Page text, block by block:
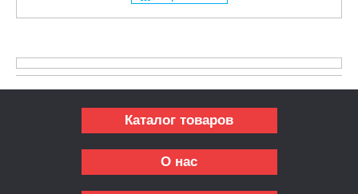
Каталог товаров
О нас